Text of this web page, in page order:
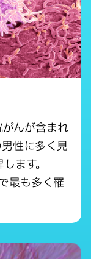
んが含まれ
性に多く見
ます。
最も多く罹